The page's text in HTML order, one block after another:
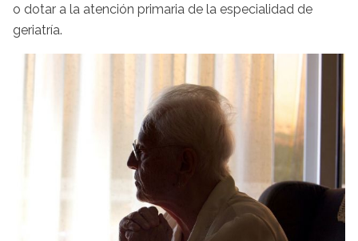
o dotar a la atención primaria de la especialidad de
geriatría.